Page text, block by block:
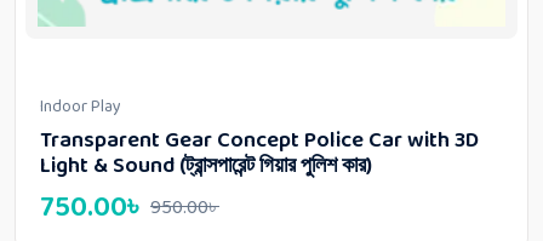
Indoor Play
Transparent Gear Concept Police Car with 3D
Light & Sound (ট্রান্সপারেন্ট গিয়ার পুলিশ কার)
950.00৳
750.00৳